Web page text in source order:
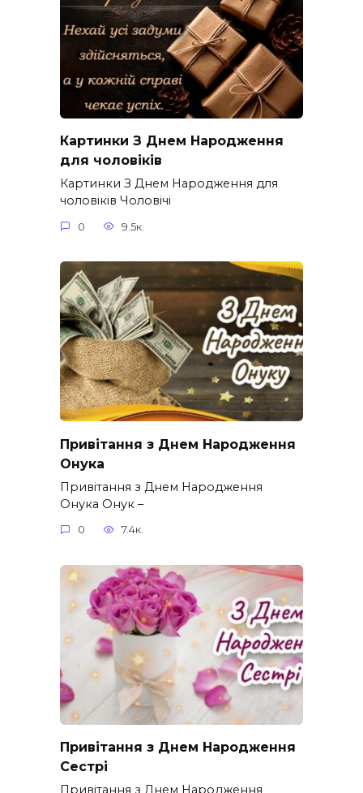
Картинки З Днем Народження
для чоловіків​
Картинки З Днем Народження для
чоловіків​ Чоловічі
0 9.5к.
Привітання з Днем Народження
Онука
Привітання з Днем Народження
Онука Онук –
0 7.4к.
Привітання з Днем Народження
Сестрі